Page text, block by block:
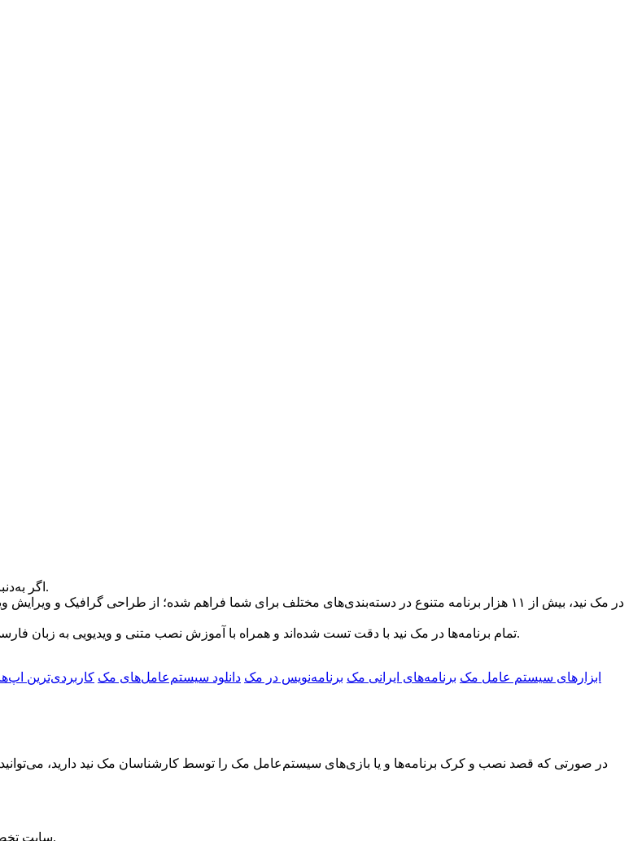
اگر به‌دنبال مجموعه‌ای کامل، منظم و قابل اعتماد از برنامه‌های مک هستید، جای درستی آمده‌اید.
در مک نید، بیش از ۱۱ هزار برنامه متنوع در دسته‌بندی‌های مختلف برای شما فراهم شده؛ از طراحی گرافیک
تمام برنامه‌ها در مک نید با دقت تست شده‌اند و همراه با آموزش نصب متنی و ویدیویی به زبان فارسی در اختیار شما قرار می‌گیرند، تا بدون دردسر، هر برنامه‌ای را روی مک خود نصب کنید.
ابزار‌های سیستم عامل مک برنامه‌های ایرانی مک برنامه‌نویس در مک دانلود سیستم‌عامل‌های مک کاربردی‌ترین
در صورتی که قصد نصب و کرک برنامه‌ها و یا بازی‌های سیستم‌عامل مک را توسط کارشناسان مک نید دارید، می‌توانید
سایت تخصصی مک نید اولین مرجع سیستم‌عامل مک و برترین منبع دستگاه‌های اپل در ایران است.